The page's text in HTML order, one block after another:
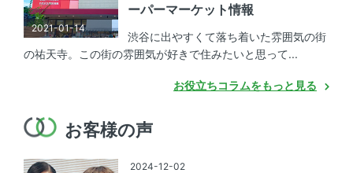
2021-01-14
ーパーマーケット情報
渋谷に出やすくて落ち着いた雰囲気の街
の祐天寺。この街の雰囲気が好きで住みたいと思って...
お役立ちコラムをもっと見る
お客様の声
2024-12-02